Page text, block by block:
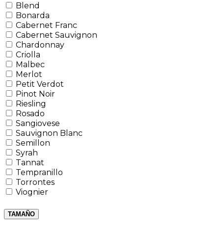
Blend
Bonarda
Cabernet Franc
Cabernet Sauvignon
Chardonnay
Criolla
Malbec
Merlot
Petit Verdot
Pinot Noir
Riesling
Rosado
Sangiovese
Sauvignon Blanc
Semillon
Syrah
Tannat
Tempranillo
Torrontes
Viognier
TAMAÑO